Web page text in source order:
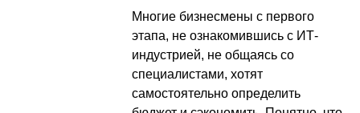
Многие бизнесмены с первого
этапа, не ознакомившись с ИТ-
индустрией, не общаясь со
специалистами, хотят
самостоятельно определить